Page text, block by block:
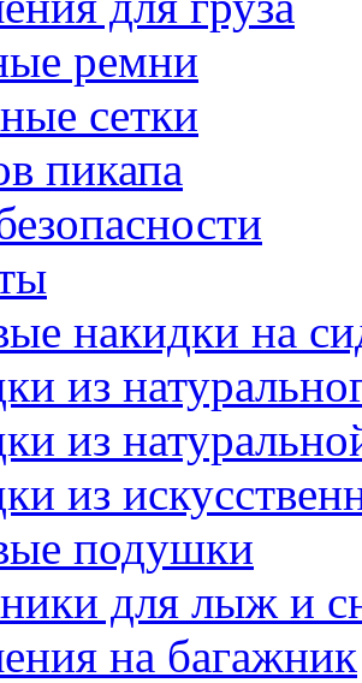
ремни
сетки
пикапа
накидки на
из
из
из
подушки
для лыж и
на багажник